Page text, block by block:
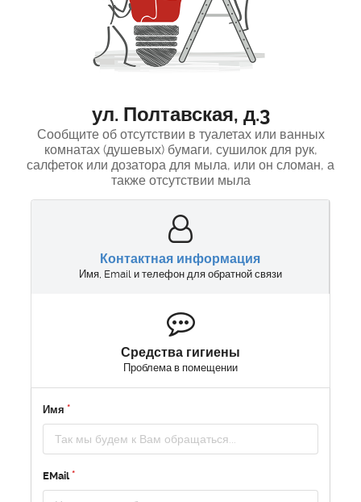
ул. Полтавская, д.3
Сообщите об отсутствии в туалетах или ванных
комнатах (душевых) бумаги, сушилок для рук,
салфеток или дозатора для мыла, или он сломан, а
также отсутствии мыла
Контактная информация
Имя, Email и телефон для обратной связи
Средства гигиены
Проблема в помещении
Имя
EMail